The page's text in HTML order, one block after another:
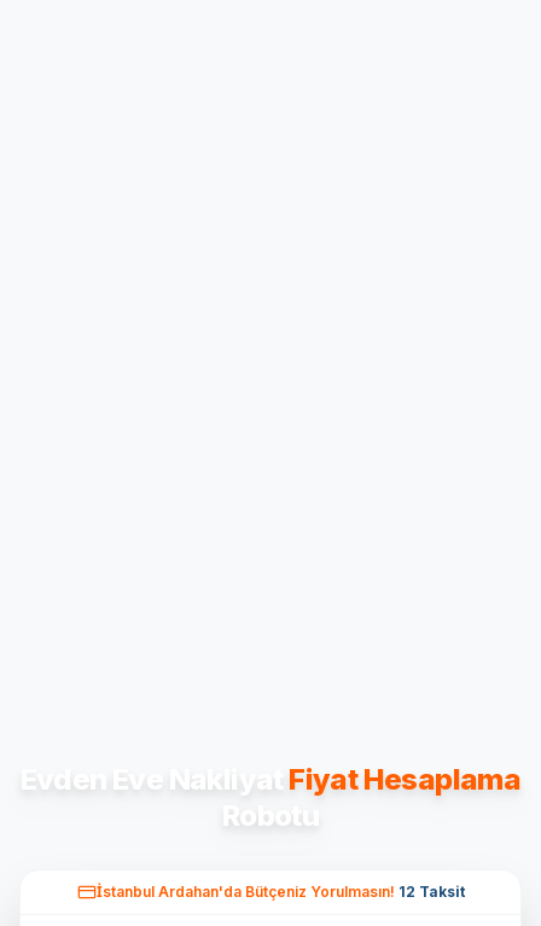
Evden Eve Nakliyat Fiyat Hesaplama
Robotu
İstanbul Ardahan'daBütçeniz Yorulmasın! 12 Taksit